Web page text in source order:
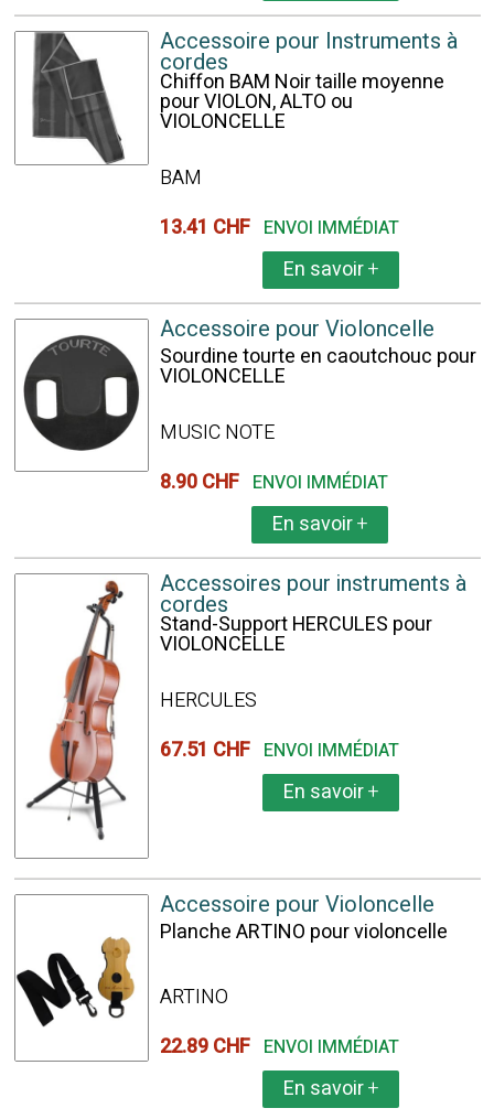
Accessoire pour Instruments à
cordes
Chiffon BAM Noir taille moyenne
pour VIOLON, ALTO ou
VIOLONCELLE
BAM
13.41 CHF ENVOI IMMÉDIAT
En savoir+
Accessoire pour Violoncelle
Sourdine tourte en caoutchouc pour
VIOLONCELLE
MUSIC NOTE
8.90 CHF ENVOI IMMÉDIAT
En savoir+
Accessoires pour instruments à
cordes
Stand-Support HERCULES pour
VIOLONCELLE
HERCULES
67.51 CHF ENVOI IMMÉDIAT
En savoir+
Accessoire pour Violoncelle
Planche ARTINO pour violoncelle
ARTINO
22.89 CHF ENVOI IMMÉDIAT
En savoir+